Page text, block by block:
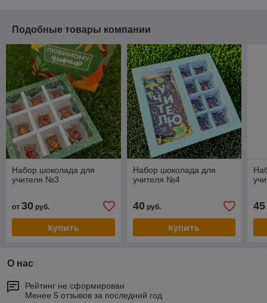
Подобные товары компании
Набор шоколада для
учителя №3
от 30 руб.
Купить
Набор шоколада для
учителя №4
40руб.
Купить
45
О нас
Рейтинг не сформирован
Менее 5 отзывов за последний год